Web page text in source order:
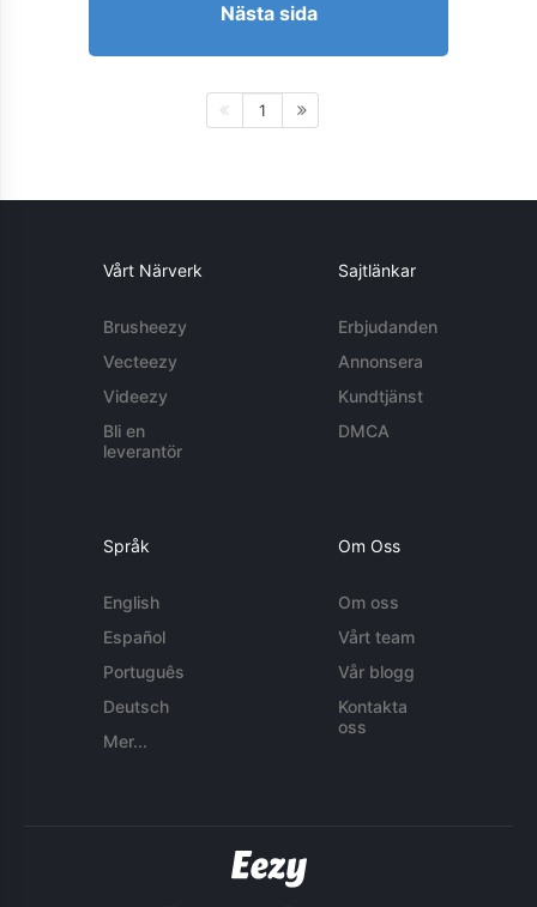
Nästa sida
1
Vårt Närverk
Brusheezy
Vecteezy
Videezy
Bli en
leverantör
Sajtlänkar
Erbjudanden
Annonsera
Kundtjänst
DMCA
Språk
English
Español
Português
Deutsch
Mer...
Om Oss
Om oss
Vårt team
Vår blogg
Kontakta
oss